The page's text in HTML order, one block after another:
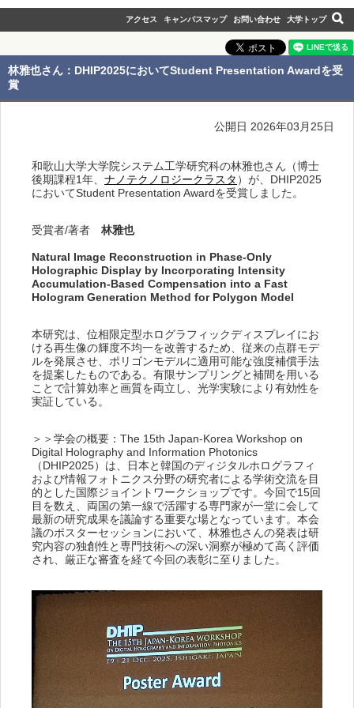
アクセス キャンパスマップ お問い合わせ 大学トップ
林雅也さん：DHIP2025においてStudent Presentation Awardを受
賞
公開日 2026年03月25日
和歌山大学大学院システム工学研究科の林雅也さん（博士
後期課程1年、 ナノテクノロジークラスタ ）が、DHIP2025
においてStudent Presentation Awardを受賞しました。
受賞者/著者 林雅也
Natural Image Reconstruction in Phase-Only
Holographic Display by Incorporating Intensity
Accumulation-Based Compensation into a Fast
Hologram Generation Method for Polygon Model
本研究は、位相限定型ホログラフィックディスプレイにお
ける再生像の輝度不均一を改善するため、従来の点群モデ
ルを発展させ、ポリゴンモデルに適用可能な強度補償手法
を提案したものである。有限サンプリングと補間を用いる
ことで計算効率と画質を両立し、光学実験により有効性を
実証している。
＞＞学会の概要：The 15th Japan-Korea Workshop on
Digital Holography and Information Photonics
（DHIP2025）は、日本と韓国のディジタルホログラフィ
および情報フォトニクス分野の研究者による学術交流を目
的とした国際ジョイントワークショップです。今回で15回
目を数え、両国の第一線で活躍する専門家が一堂に会して
最新の研究成果を議論する重要な場となっています。本会
議のポスターセッションにおいて、林雅也さんの発表は研
究内容の独創性と専門技術への深い洞察が極めて高く評価
され、厳正な審査を経て今回の表彰に至りました。